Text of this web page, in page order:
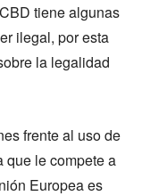
tiene algunas
ilegal, por esta
la legalidad
frente al uso de
que le compete a
Europea es